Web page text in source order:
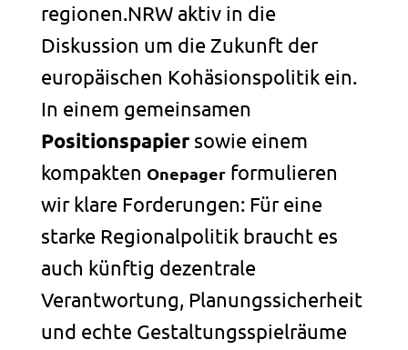
regionen.NRW aktiv in die
Diskussion um die Zukunft der
europäischen Kohäsionspolitik ein.
In einem gemeinsamen
Positionspapier sowie einem
kompakten Onepager formulieren
wir klare Forderungen: Für eine
starke Regionalpolitik braucht es
auch künftig dezentrale
Verantwortung, Planungssicherheit
und echte Gestaltungsspielräume